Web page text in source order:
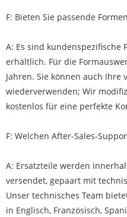
F: Bieten Sie passende
A: Es sind kundenspezifische
erhältlich. Für die
Jahren. Sie können auch Ihre
wiederverwenden; Wir
kostenlos für eine perfekte
F: Welchen After-Sales-
A: Ersatzteile werden
versendet, gepaart mit
Unser technisches Team
in Englisch, Französisch,